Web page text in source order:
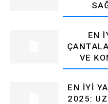
EN
VE
EN İYI
2025: